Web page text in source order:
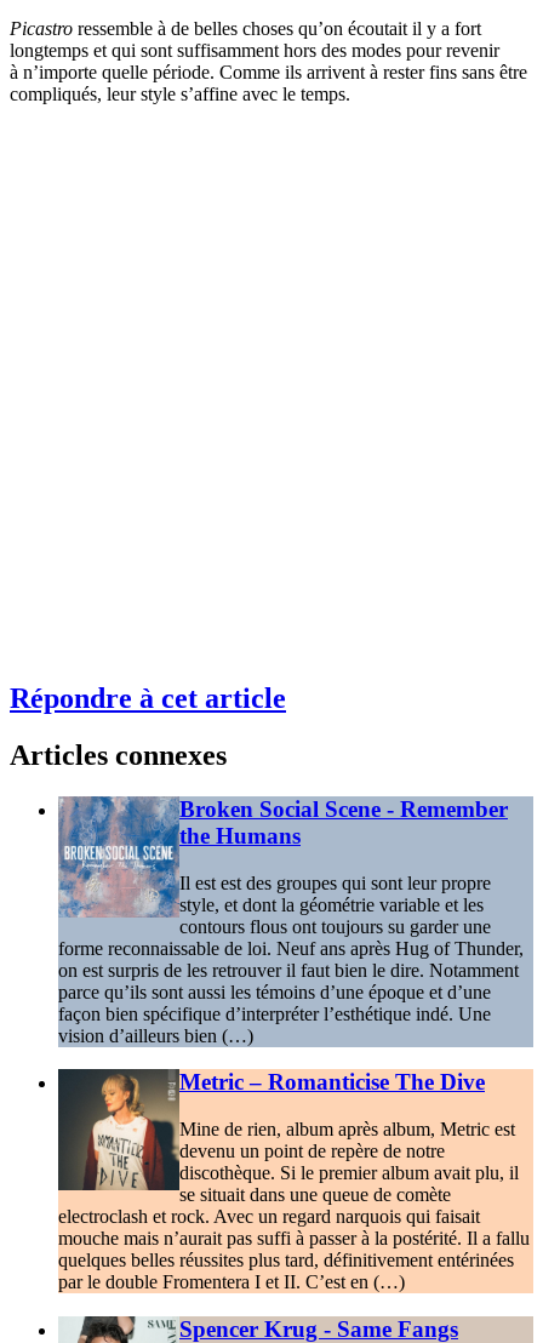
Picastro ressemble à de belles choses qu’on écoutait il y a fort
longtemps et qui sont suffisamment hors des modes pour revenir
à n’importe quelle période. Comme ils arrivent à rester fins sans être
compliqués, leur style s’affine avec le temps.
Répondre à cet article
Articles connexes
Broken Social Scene - Remember
the Humans
Il est est des groupes qui sont leur propre
style, et dont la géométrie variable et les
contours flous ont toujours su garder une
forme reconnaissable de loi. Neuf ans après Hug of Thunder,
on est surpris de les retrouver il faut bien le dire. Notamment
parce qu’ils sont aussi les témoins d’une époque et d’une
façon bien spécifique d’interpréter l’esthétique indé. Une
vision d’ailleurs bien (…)
Metric – Romanticise The Dive
Mine de rien, album après album, Metric est
devenu un point de repère de notre
discothèque. Si le premier album avait plu, il
se situait dans une queue de comète
electroclash et rock. Avec un regard narquois qui faisait
mouche mais n’aurait pas suffi à passer à la postérité. Il a fallu
quelques belles réussites plus tard, définitivement entérinées
par le double Fromentera I et II. C’est en (…)
Spencer Krug - Same Fangs